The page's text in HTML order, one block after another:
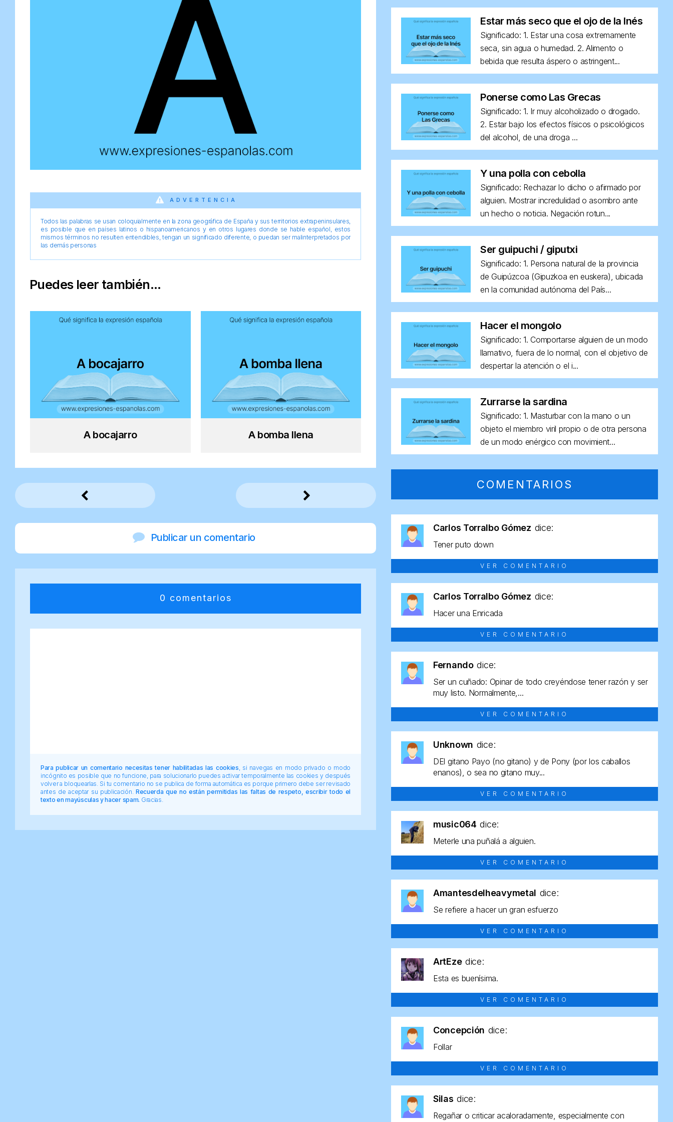
ADVERTENCIA
Todos las palabras se usan coloquialmente en la zona geográfica de España y sus territorios extrapeninsulares,
es posible que en países latinos o hispanoamericanos y en otros lugares donde se hable español, estos
mismos términos no resulten entendibles, tengan un significado diferente, o puedan ser malinterpretados por
las demás personas
Puedes leer también...
A bocajarro A bomba llena
Publicar un comentario
0 comentarios
Para publicar un comentario necesitas tener habilitadas las cookies , si navegas en modo privado o modo
incógnito es posible que no funcione, para solucionarlo puedes activar temporalmente las cookies y después
volver a bloquearlas. Si tu comentario no se publica de forma automática es porque primero debe ser revisado
antes de aceptar su publicación. Recuerda que no están permitidas las faltas de respeto, escribir todo el
texto en mayúsculas y hacer spam. Gracias.
Estar más seco que el ojo de la Inés
Significado: 1. Estar una cosa extremamente
seca, sin agua o humedad. 2. Alimento o
bebida que resulta áspero o astringent...
Ponerse como Las Grecas
Significado: 1. Ir muy alcoholizado o drogado.
2. Estar bajo los efectos físicos o psicológicos
del alcohol, de una droga ...
Y una polla con cebolla
Significado: Rechazar lo dicho o afirmado por
alguien. Mostrar incredulidad o asombro ante
un hecho o noticia. Negación rotun...
Ser guipuchi / giputxi
Significado: 1. Persona natural de la provincia
de Guipúzcoa (Gipuzkoa en euskera), ubicada
en la comunidad autónoma del País...
Hacer el mongolo
Significado: 1. Comportarse alguien de un modo
llamativo, fuera de lo normal, con el objetivo de
despertar la atención o el i...
Zurrarse la sardina
Significado: 1. Masturbar con la mano o un
objeto el miembro viril propio o de otra persona
de un modo enérgico con movimient...
COMENTARIOS
Carlos Torralbo Gómez dice:
Tener puto down
VER COMENTARIO
Carlos Torralbo Gómez dice:
Hacer una Enricada
VER COMENTARIO
Fernando dice:
Ser un cuñado: Opinar de todo creyéndose tener razón y ser
muy listo. Normalmente,...
VER COMENTARIO
Unknown dice:
DEl gitano Payo (no gitano) y de Pony (por los caballos
enanos), o sea no gitano muy...
VER COMENTARIO
music064 dice:
Meterle una puñalá a alguien.
VER COMENTARIO
Amantesdelheavymetal dice:
Se refiere a hacer un gran esfuerzo
VER COMENTARIO
ArtEze dice:
Esta es buenísima.
VER COMENTARIO
Concepción dice:
Follar
VER COMENTARIO
Silas dice:
Regañar o criticar acaloradamente, especialmente con